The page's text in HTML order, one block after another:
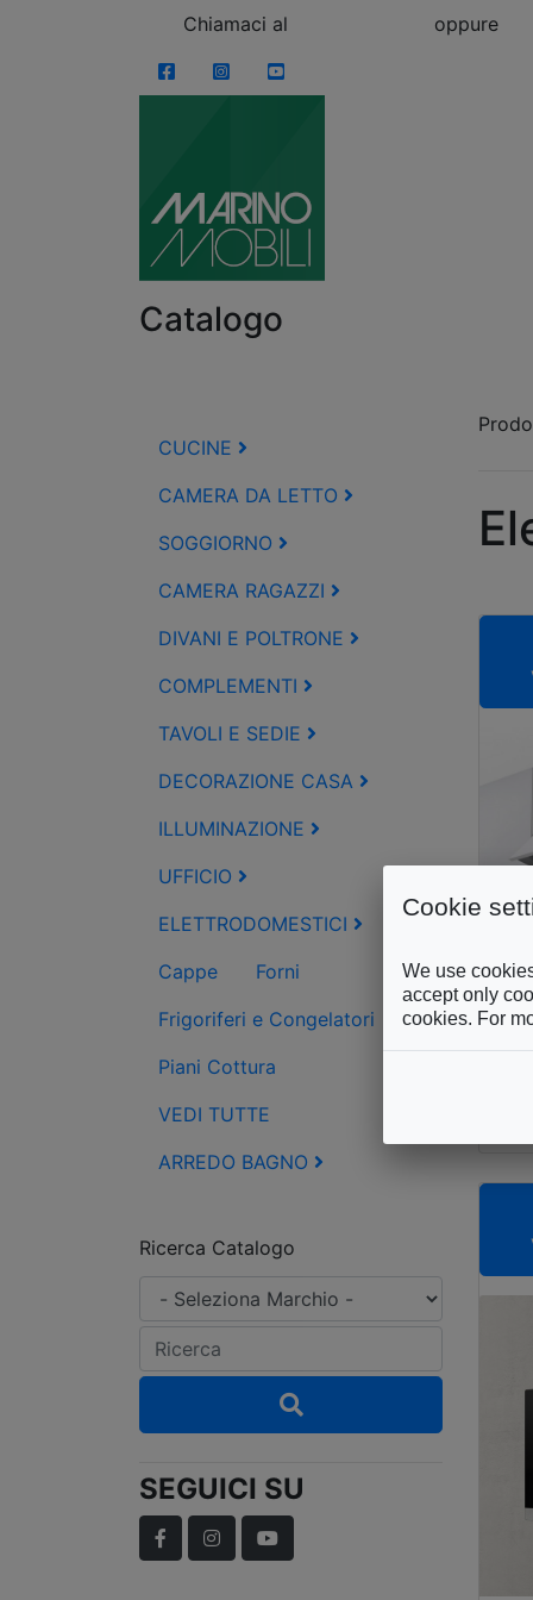
Chiamaci al oppure
FacebookInstagramYouTube
Catalogo
CUCINE
CAMERA DA LETTO
SOGGIORNO
CAMERA RAGAZZI
DIVANI E POLTRONE
COMPLEMENTI
TAVOLI E SEDIE
DECORAZIONE CASA
ILLUMINAZIONE
UFFICIO
ELETTRODOMESTICI
Cappe
Forni
Frigoriferi e Congelatori
Piani Cottura
VEDI TUTTE
ARREDO BAGNO
Ricerca Catalogo
SEGUICI SU
FacebookInstagramYouTube
Cookie
We use
accept only
cookies. For